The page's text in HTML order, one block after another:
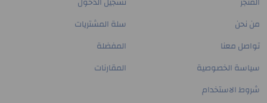
من نحن
تواصل معنا
سياسة الخصوصية
شروط الاستخدام
سلة المشتريات
المفضلة
المقارنات